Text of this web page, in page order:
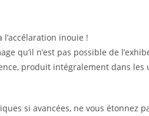
inouie !
qu’il n’est pas possible de
produit intégralement dans les
si avancées, ne vous étonnez